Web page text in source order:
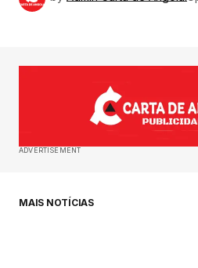
ADVERTISEMENT
MAIS NOTÍCIAS